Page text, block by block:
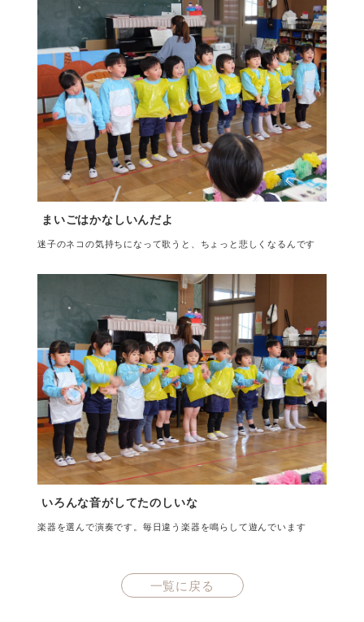
まいごはかなしいんだよ
迷子のネコの気持ちになって歌うと、ちょっと悲しくなるんです
いろんな音がしてたのしいな
楽器を選んで演奏です。毎日違う楽器を鳴らして遊んでいます
一覧に戻る